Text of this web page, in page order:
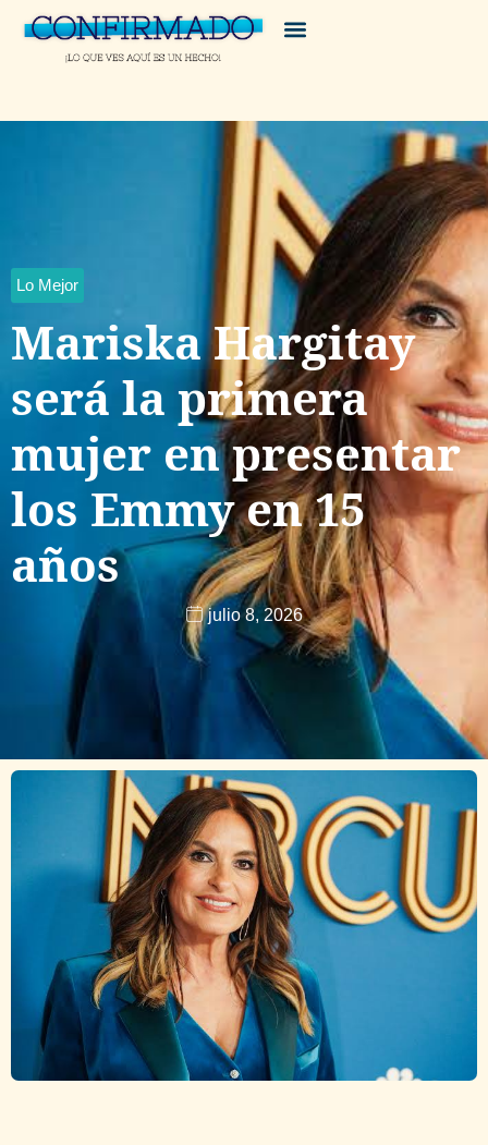
Lo Mejor
Mariska Hargitay
será la primera
mujer en presentar
los Emmy en 15
años
julio 8, 2026